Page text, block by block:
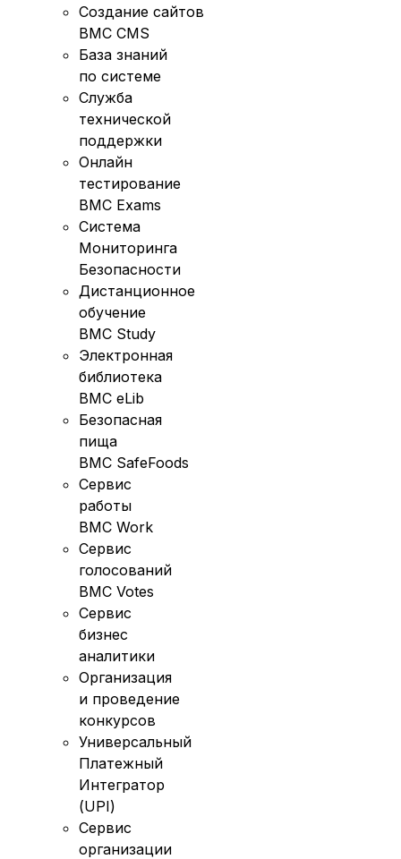
Создание сайтов
BMC CMS
База знаний
по системе
Служба
технической
поддержки
Онлайн
тестирование
BMC Exams
Система
Мониторинга
Безопасности
Дистанционное
обучение
BMC Study
Электронная
библиотека
BMC eLib
Безопасная
пища
BMC SafeFoods
Сервис
работы
BMC Work
Сервис
голосований
BMC Votes
Сервис
бизнес
аналитики
Организация
и проведение
конкурсов
Универсальный
Платежный
Интегратор
(UPI)
Сервис
организации